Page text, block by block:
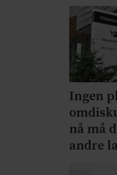
Ingen
nå må
andre